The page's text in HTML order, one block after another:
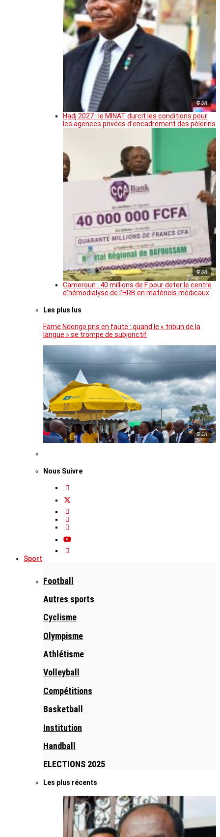
© DR
Hadj 2027 : le MINAT durcit les conditions pour
les agences privées d’encadrement des pèlerins
© DR
Cameroun : 40 millions de F pour doter le centre
d’hémodialyse de l’HRB en matériels médicaux
Les plus lus
Fame Ndongo pris en faute : quand le « tribun de la
langue » se trompe de subjonctif
© DR
Nous Suivre
Sport
Football
Autres sports
Cyclisme
Olympisme
Athlétisme
Volleyball
Compétitions
Basketball
Institution
Handball
ELECTIONS 2025
Les plus récents